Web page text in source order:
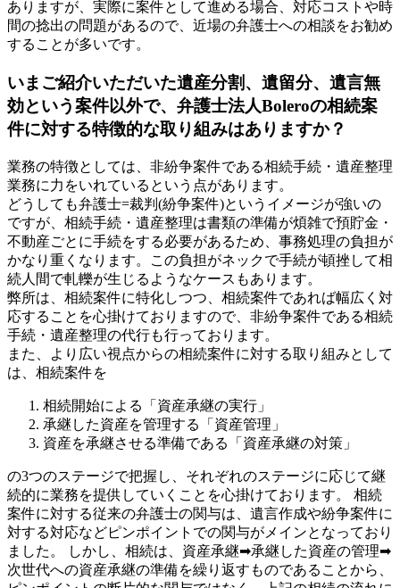
ありますが、実際に案件として進める場合、対応コストや時
間の捻出の問題があるので、近場の弁護士への相談をお勧め
することが多いです。
いまご紹介いただいた遺産分割、遺留分、遺言無
効という案件以外で、弁護士法人Boleroの相続案
件に対する特徴的な取り組みはありますか？
業務の特徴としては、非紛争案件である相続手続・遺産整理
業務に力をいれているという点があります。
どうしても弁護士=裁判(紛争案件)というイメージが強いの
ですが、相続手続・遺産整理は書類の準備が煩雑で預貯金・
不動産ごとに手続をする必要があるため、事務処理の負担が
かなり重くなります。この負担がネックで手続が頓挫して相
続人間で軋轢が生じるようなケースもあります。
弊所は、相続案件に特化しつつ、相続案件であれば幅広く対
応することを心掛けておりますので、非紛争案件である相続
手続・遺産整理の代行も行っております。
また、より広い視点からの相続案件に対する取り組みとして
は、相続案件を
相続開始による「資産承継の実行」
承継した資産を管理する「資産管理」
資産を承継させる準備である「資産承継の対策」
の3つのステージで把握し、それぞれのステージに応じて継
続的に業務を提供していくことを心掛けております。 相続
案件に対する従来の弁護士の関与は、遺言作成や紛争案件に
対する対応などピンポイントでの関与がメインとなっており
ました。 しかし、相続は、資産承継➡承継した資産の管理➡
次世代への資産承継の準備を繰り返すものであることから、